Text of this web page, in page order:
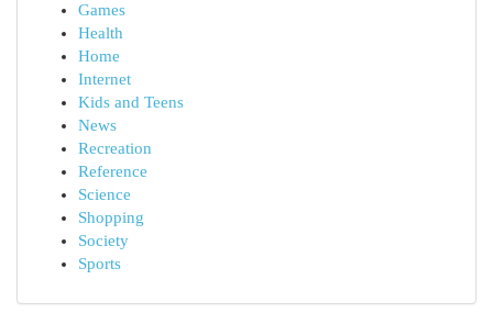
Games
Health
Home
Internet
Kids and Teens
News
Recreation
Reference
Science
Shopping
Society
Sports